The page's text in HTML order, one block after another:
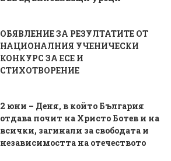
ОБЯВЛЕНИЕ ЗА РЕЗУЛТАТИТЕ ОТ
НАЦИОНАЛНИЯ УЧЕНИЧЕСКИ
КОНКУРС ЗА ЕСЕ И
СТИХОТВОРЕНИЕ
2 юни – Деня, в който България
отдава почит на Христо Ботев и на
всички, загинали за свободата и
независимостта на отечеството